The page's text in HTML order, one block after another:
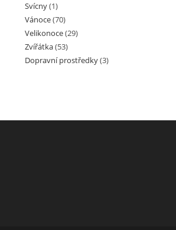
Svícny(1)
Vánoce(70)
Velikonoce(29)
Zvířátka(53)
Dopravní prostředky(3)